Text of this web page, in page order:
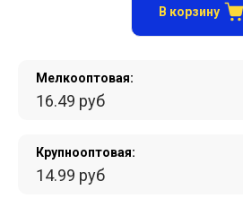
Мелкооптовая:
16.49 руб
Крупнооптовая:
14.99 руб
В корзину